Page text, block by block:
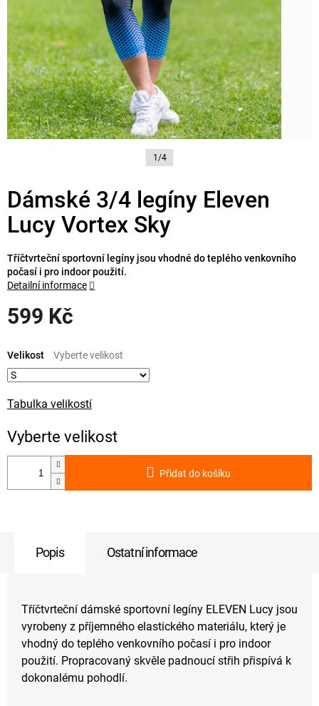
1/4
Dámské 3/4 legíny Eleven
Lucy Vortex Sky
599 Kč
cena:
Tabulka velikostí
Velikost
Přidat do košíku
Tříčtvrteční sportovní legíny jsou vhodné do teplého venkovního
počasí i pro indoor použití.
Detailní informace
Popis Ostatní informace
Tříčtvrteční dámské sportovní legíny ELEVEN Lucy jsou
vyrobeny z příjemného elastického materiálu, který je
vhodný do teplého venkovního počasí i pro indoor
použití. Propracovaný skvěle padnoucí střih přispívá k
dokonalému pohodlí.